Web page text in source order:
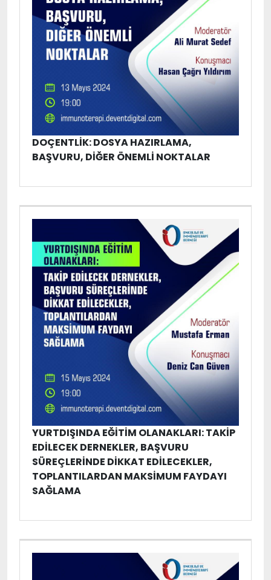
DOÇENTLIK: DOSYA HAZIRLAMA,
BAŞVURU, DIĞER ÖNEMLI NOKTALAR
YURTDIŞINDA EĞITIM OLANAKLARI: TAKIP
EDILECEK DERNEKLER, BAŞVURU
SÜREÇLERINDE DIKKAT EDILECEKLER,
TOPLANTILARDAN MAKSIMUM FAYDAYI
SAĞLAMA